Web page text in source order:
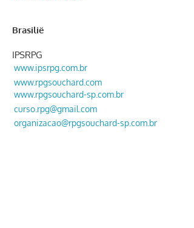
Brasilië
IPSRPG
www.ipsrpg.com.br
www.rpgsouchard.com
www.rpgsouchard-sp.com.br
curso.rpg@gmail.com
organizacao@rpgsouchard-sp.com.br